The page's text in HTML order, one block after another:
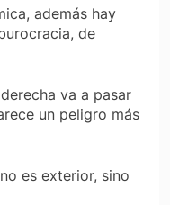
además hay
de
va a pasar
un peligro más
es exterior, sino